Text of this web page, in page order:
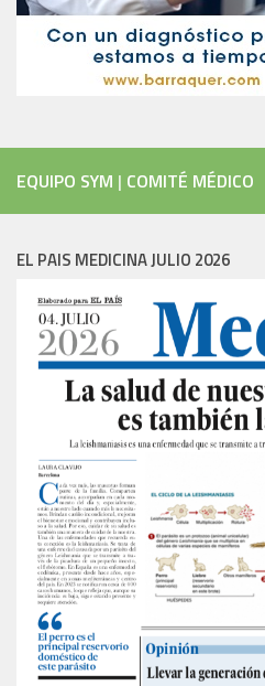
EQUIPO SYM | COMITÉ MÉDICO
EL PAIS MEDICINA JULIO 2026